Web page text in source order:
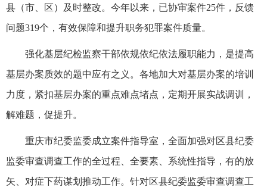
县（市、区）及时整改。今年以来，已协审案件25件，反馈
问题319个，有效保障和提升职务犯罪案件质量。
强化基层纪检监察干部依规依纪依法履职能力，是提高
基层办案质效的题中应有之义。各地加大对基层办案的培训
力度，紧扣基层办案的重点难点堵点，定期开展实战调训，
解难题，促提升。
重庆市纪委监委成立案件指导室，全面加强对区县纪委
监委审查调查工作的全过程、全要素、系统性指导，有的放
矢、对症下药谋划推动工作。针对区县纪委监委审查调查工